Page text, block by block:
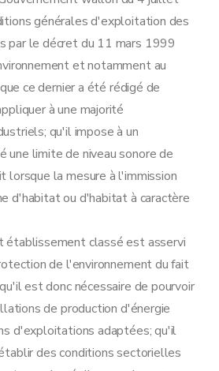
générales d'exploitation des
par le décret du 11 mars 1999
et notamment au
ce dernier a été rédigé de
à une majorité
qu'il impose à un
une limite de niveau sonore de
lorsque la mesure à l'immission
d'habitat ou d'habitat à caractère
établissement classé est asservi
de l'environnement du fait
est donc nécessaire de pourvoir
de production d'énergie
d'exploitations adaptées; qu'il
des conditions sectorielles